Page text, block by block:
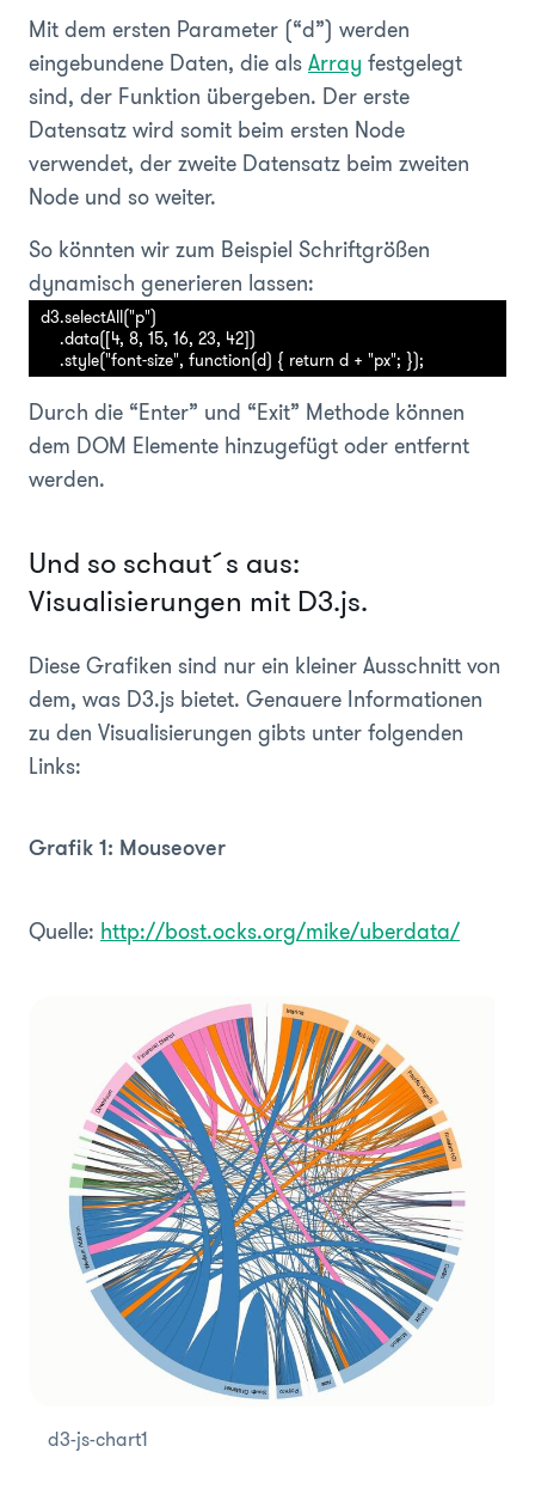
Mit dem ersten Parameter (“d”) werden
eingebundene Daten, die alsArray festgelegt
sind, der Funktion übergeben. Der erste
Datensatz wird somit beim ersten Node
verwendet, der zweite Datensatz beim zweiten
Node und so weiter.
So könnten wir zum Beispiel Schriftgrößen
dynamisch generieren lassen:
d3.selectAll("p")
    .data([4, 8, 15, 16, 23, 42])
Durch die “Enter” und “Exit” Methode können
dem DOM Elemente hinzugefügt oder entfernt
werden.
Und so schaut´s aus:
Visualisierungen mit D3.js.
Diese Grafiken sind nur ein kleiner Ausschnitt von
dem, was D3.js bietet. Genauere Informationen
zu den Visualisierungen gibts unter folgenden
Links:
Grafik 1: Mouseover
Quelle: http://bost.ocks.org/mike/uberdata/
d3-js-chart1